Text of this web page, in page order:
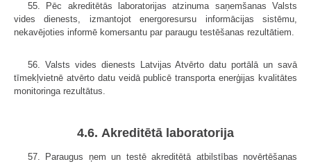
55. Pēc akreditētās laboratorijas atzinuma saņemšanas Valsts
vides dienests, izmantojot energoresursu informācijas sistēmu,
nekavējoties informē komersantu par paraugu testēšanas rezultātiem.
56. Valsts vides dienests Latvijas Atvērto datu portālā un savā
tīmekļvietnē atvērto datu veidā publicē transporta enerģijas kvalitātes
monitoringa rezultātus.
4.6. Akreditētā laboratorija
57. Paraugus ņem un testē akreditētā atbilstības novērtēšanas